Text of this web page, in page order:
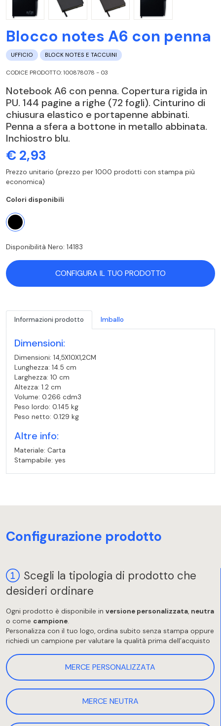
Blocco notes A6 con penna
UFFICIO BLOCK NOTES E TACCUINI
CODICE PRODOTTO: 100878078 - 03
Notebook A6 con penna. Copertura rigida in
PU. 144 pagine a righe (72 fogli). Cinturino di
chiusura elastico e portapenne abbinati.
Penna a sfera a bottone in metallo abbinata.
Inchiostro blu.
€ 2,93
Prezzo unitario (prezzo per 1000 prodotti con stampa più
economica)
Colori disponibili
Disponibilità Nero: 14183
CONFIGURA IL TUO PRODOTTO
Informazioni prodotto Imballo
Dimensioni:
Dimensioni: 14,5X10X1,2CM
Lunghezza: 14.5 cm
Larghezza: 10 cm
Altezza: 1.2 cm
Volume: 0.266 cdm3
Peso lordo: 0.145 kg
Peso netto: 0.129 kg
Altre info:
Materiale: Carta
Stampabile: yes
Configurazione prodotto
Scegli la tipologia di prodotto che
desideri ordinare
Ogni prodotto è disponibile in versione personalizzata, neutra
o come campione.
Personalizza con il tuo logo, ordina subito senza stampa oppure
richiedi un campione per valutare la qualità prima dell’acquisto
MERCE PERSONALIZZATA
MERCE NEUTRA